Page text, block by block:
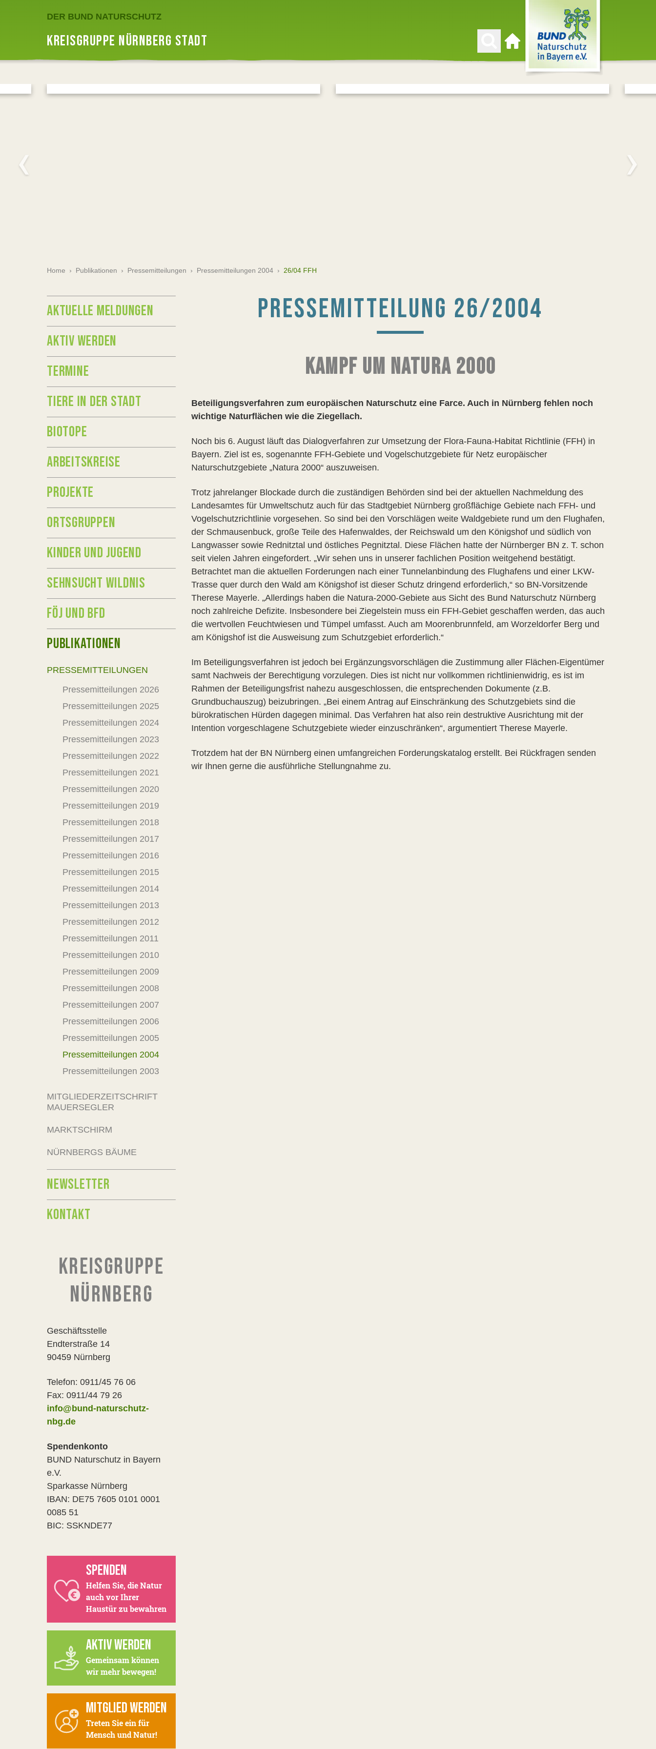
DER BUND NATURSCHUTZ
KREISGRUPPE NÜRNBERG STADT
Zur Startseite
Home › Publikationen › Pressemitteilungen › Pressemitteilungen 2004 › 26/04 FFH
PRESSEMITTEILUNG 26/2004
KAMPF UM NATURA 2000
Beteiligungsverfahren zum europäischen Naturschutz eine Farce. Auch in Nürnberg fehlen noch
wichtige Naturflächen wie die Ziegellach.
Noch bis 6. August läuft das Dialogverfahren zur Umsetzung der Flora-Fauna-Habitat Richtlinie (FFH) in
Bayern. Ziel ist es, sogenannte FFH-Gebiete und Vogelschutzgebiete für Netz europäischer
Naturschutzgebiete „Natura 2000“ auszuweisen.
Trotz jahrelanger Blockade durch die zuständigen Behörden sind bei der aktuellen Nachmeldung des
Landesamtes für Umweltschutz auch für das Stadtgebiet Nürnberg großflächige Gebiete nach FFH- und
Vogelschutzrichtlinie vorgesehen. So sind bei den Vorschlägen weite Waldgebiete rund um den Flughafen,
der Schmausenbuck, große Teile des Hafenwaldes, der Reichswald um den Königshof und südlich von
Langwasser sowie Rednitztal und östliches Pegnitztal. Diese Flächen hatte der Nürnberger BN z. T. schon
seit vielen Jahren eingefordert. „Wir sehen uns in unserer fachlichen Position weitgehend bestätigt.
Betrachtet man die aktuellen Forderungen nach einer Tunnelanbindung des Flughafens und einer LKW-
Trasse quer durch den Wald am Königshof ist dieser Schutz dringend erforderlich,“ so BN-Vorsitzende
Therese Mayerle. „Allerdings haben die Natura-2000-Gebiete aus Sicht des Bund Naturschutz Nürnberg
noch zahlreiche Defizite. Insbesondere bei Ziegelstein muss ein FFH-Gebiet geschaffen werden, das auch
die wertvollen Feuchtwiesen und Tümpel umfasst. Auch am Moorenbrunnfeld, am Worzeldorfer Berg und
am Königshof ist die Ausweisung zum Schutzgebiet erforderlich.“
Im Beteiligungsverfahren ist jedoch bei Ergänzungsvorschlägen die Zustimmung aller Flächen-Eigentümer
samt Nachweis der Berechtigung vorzulegen. Dies ist nicht nur vollkommen richtlinienwidrig, es ist im
Rahmen der Beteiligungsfrist nahezu ausgeschlossen, die entsprechenden Dokumente (z.B.
Grundbuchauszug) beizubringen. „Bei einem Antrag auf Einschränkung des Schutzgebiets sind die
bürokratischen Hürden dagegen minimal. Das Verfahren hat also rein destruktive Ausrichtung mit der
Intention vorgeschlagene Schutzgebiete wieder einzuschränken“, argumentiert Therese Mayerle.
Trotzdem hat der BN Nürnberg einen umfangreichen Forderungskatalog erstellt. Bei Rückfragen senden
wir Ihnen gerne die ausführliche Stellungnahme zu.
AKTUELLE MELDUNGEN
AKTIV WERDEN
TERMINE
TIERE IN DER STADT
BIOTOPE
ARBEITSKREISE
PROJEKTE
ORTSGRUPPEN
KINDER UND JUGEND
SEHNSUCHT WILDNIS
FÖJ UND BFD
PUBLIKATIONEN
PRESSEMITTEILUNGEN
Pressemitteilungen 2026
Pressemitteilungen 2025
Pressemitteilungen 2024
Pressemitteilungen 2023
Pressemitteilungen 2022
Pressemitteilungen 2021
Pressemitteilungen 2020
Pressemitteilungen 2019
Pressemitteilungen 2018
Pressemitteilungen 2017
Pressemitteilungen 2016
Pressemitteilungen 2015
Pressemitteilungen 2014
Pressemitteilungen 2013
Pressemitteilungen 2012
Pressemitteilungen 2011
Pressemitteilungen 2010
Pressemitteilungen 2009
Pressemitteilungen 2008
Pressemitteilungen 2007
Pressemitteilungen 2006
Pressemitteilungen 2005
Pressemitteilungen 2004
Pressemitteilungen 2003
MITGLIEDERZEITSCHRIFT
MAUERSEGLER
MARKTSCHIRM
NÜRNBERGS BÄUME
NEWSLETTER
KONTAKT
KREISGRUPPE
NÜRNBERG
Geschäftsstelle
Endterstraße 14
90459 Nürnberg
Telefon: 0911/45 76 06
Fax: 0911/44 79 26
info@bund-naturschutz-
nbg.de
Spendenkonto
BUND Naturschutz in Bayern
e.V.
Sparkasse Nürnberg
IBAN: DE75 7605 0101 0001
0085 51
BIC: SSKNDE77
SPENDEN
Helfen Sie, die Natur
auch vor Ihrer
Haustür zu bewahren
AKTIV WERDEN
Gemeinsam können
wir mehr bewegen!
MITGLIED WERDEN
Treten Sie ein für
Mensch und Natur!